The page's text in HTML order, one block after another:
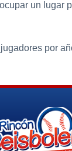
un lugar
por